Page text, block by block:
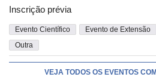
Inscrição prévia
Evento Científico
Evento de Extensão
Outra
VEJA TODOS OS EVENTOS